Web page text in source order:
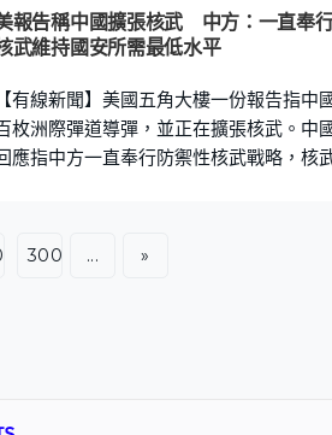
報告稱中國擴張核武 中方：一直奉
武維持國安所需最低水平
【有線新聞】美國五角大樓一份報告指中
枚洲際彈道導彈，並正在擴張核武。中
應指中方一直奉行防禦性核武戰略，核
發射場部署百多枚、以固體燃料推進的
300 ... »